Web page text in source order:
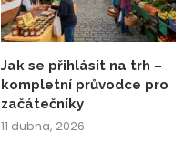
Jak se přihlásit na trh –
kompletní průvodce pro
začátečníky
11 dubna, 2026